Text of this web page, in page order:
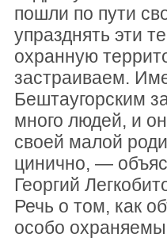
пошли по пути
упразднять эти
охранную
застраиваем.
Бештаугорским
много людей, и
своей малой
цинично, —
Георгий
Речь о том, как
особо